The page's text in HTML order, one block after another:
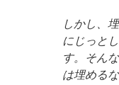
しかし、
にじっと
す。そん
は埋める